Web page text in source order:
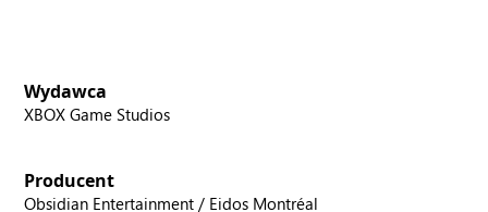
Wydawca
XBOX Game Studios
Producent
Obsidian Entertainment / Eidos Montréal